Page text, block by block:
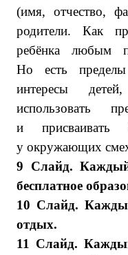
(имя, отчество,
родители. Как
ребёнка любым
Но есть
интересы
использовать
и присваивать
у окружающих
9 Слайд.
бесплатное
10 Слайд.
отдых.
11 Слайд.